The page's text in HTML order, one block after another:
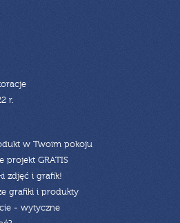
r.
w Twoim pokoju
projekt GRATIS
zdjęć i grafik!
grafiki i produkty
- wytyczne